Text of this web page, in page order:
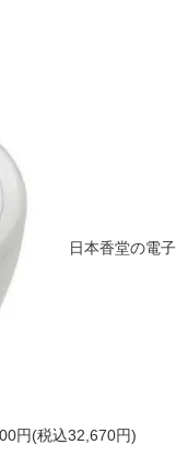
日本香堂の電子
円(税込32,670円)